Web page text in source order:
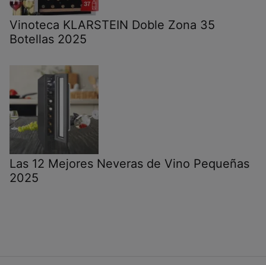
Vinoteca KLARSTEIN Doble Zona 35
Botellas 2025
Las 12 Mejores Neveras de Vino Pequeñas
2025